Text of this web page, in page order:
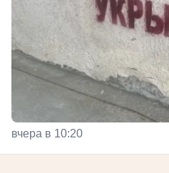
вчера в 10:20